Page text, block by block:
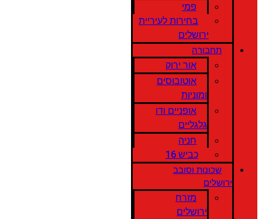
פמי
בחירות לעיריית
ירושלים
תחבורה
אור ירוק
אוטובוסים
ומוניות
אופניים ודו
גלגליים
חניה
כביש 16
שכונות וסובב
ירושלים
מזרח
ירושלים